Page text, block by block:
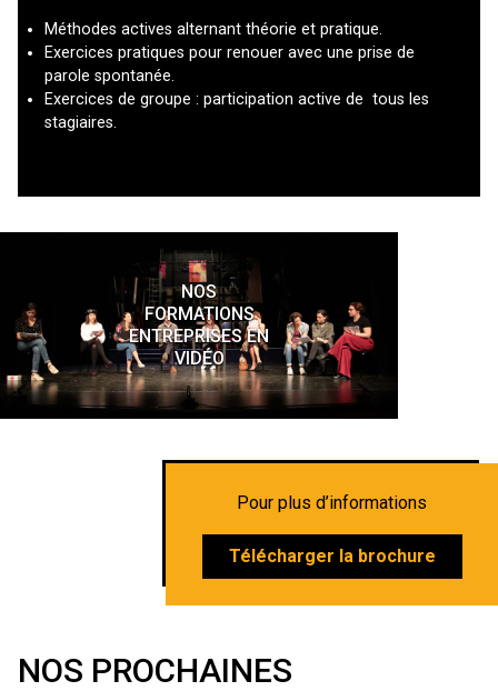
Méthodes actives alternant théorie et pratique.
Exercices pratiques pour renouer avec une prise de
parole spontanée.
Exercices de groupe : participation active de ​ tous​ les
stagiaires.
NOS
FORMATIONS
ENTREPRISES EN
VIDÉO
Pour plus d’informations
Télécharger la brochure
NOS PROCHAINES